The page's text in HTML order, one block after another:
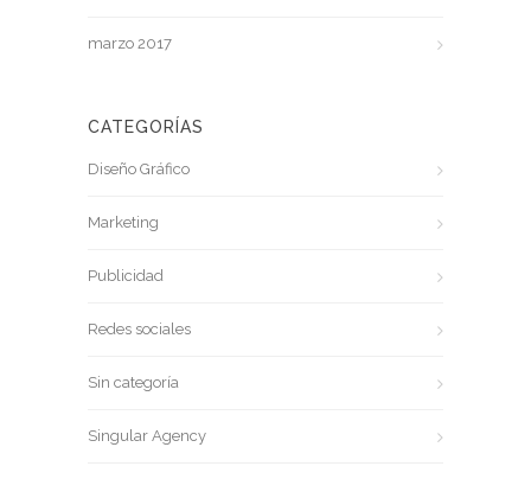
marzo 2017
CATEGORÍAS
Diseño Gráfico
Marketing
Publicidad
Redes sociales
Sin categoría
Singular Agency